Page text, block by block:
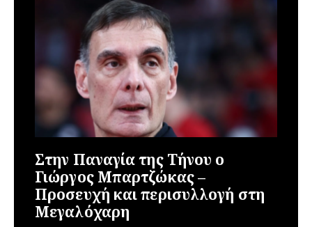
Στην Παναγία της Τήνου ο
Γιώργος Μπαρτζώκας –
Προσευχή και περισυλλογή στη
Μεγαλόχαρη